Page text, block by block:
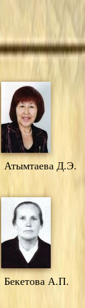
Атымтаева Д.Э.
Бекетова А.П.